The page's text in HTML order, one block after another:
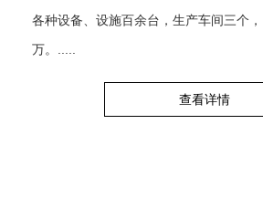
各种设备、设施百余台，生产车间三个
万。.....
查看详情